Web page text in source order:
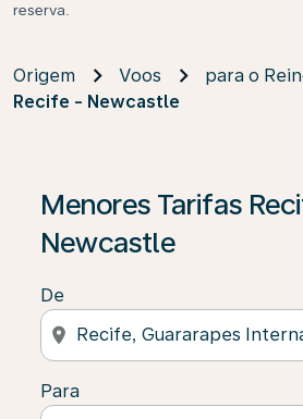
reserva.
Origem Voos
para o
Recife - Newcastle
Menores Tarifas
Newcastle
De
location_on
Para
Se não forem encontrados